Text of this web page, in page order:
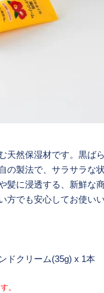
天然保湿材です。黒ば
の製法で、サラサラな
髪に浸透する、新鮮な
方でも安心してお使い
ドクリーム(35g) x 1本
。